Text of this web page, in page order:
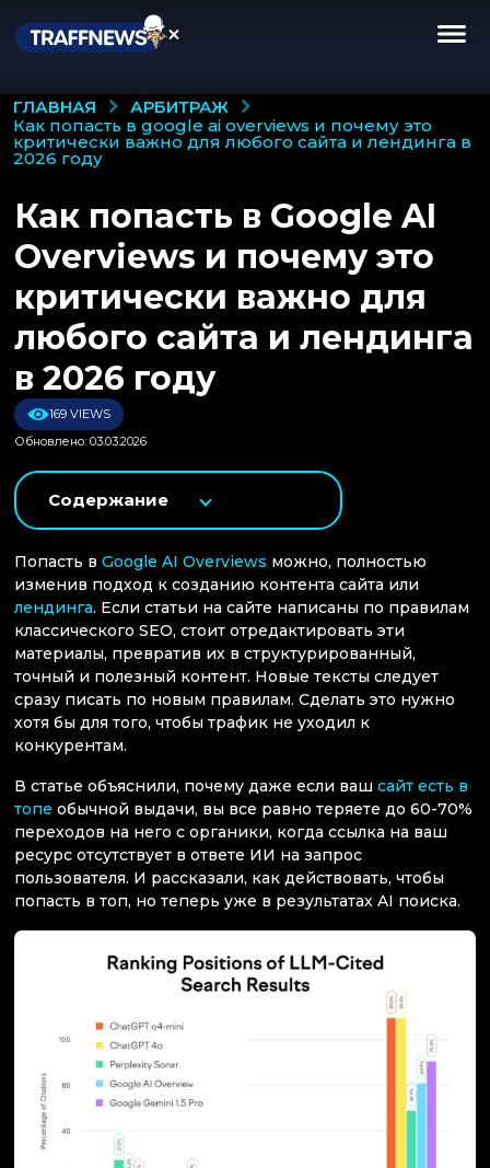
ГЛАВНАЯ
АРБИТРАЖ
как попасть в google ai overviews и почему это
критически важно для любого сайта и лендинга в
2026 году
Как попасть в Google AI
Overviews и почему это
критически важно для
любого сайта и лендинга
в 2026 году
169 VIEWS
Обновлено: 03.03.2026
Содержание
Попасть в Google AI Overviews можно, полностью
изменив подход к созданию контента сайта или
лендинга. Если статьи на сайте написаны по правилам
классического SEO, стоит отредактировать эти
материалы, превратив их в структурированный,
точный и полезный контент. Новые тексты следует
сразу писать по новым правилам. Сделать это нужно
хотя бы для того, чтобы трафик не уходил к
конкурентам.
В статье объяснили, почему даже если ваш сайт есть в
топе обычной выдачи, вы все равно теряете до 60-70%
переходов на него с органики, когда ссылка на ваш
ресурс отсутствует в ответе ИИ на запрос
пользователя. И рассказали, как действовать, чтобы
попасть в топ, но теперь уже в результатах AI поиска.